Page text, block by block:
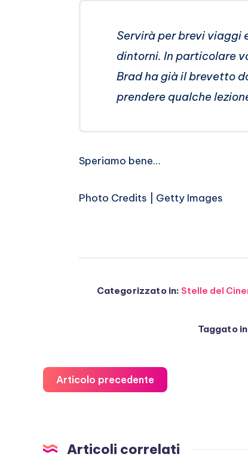
Servirà per brevi viaggi
dintorni. In particolare
Brad ha già il brevetto
prendere qualche
Speriamo bene…
Photo Credits | Getty Images
Categorizzato in: Stelle del
Taggato
Articolo precedente
Articoli correlati